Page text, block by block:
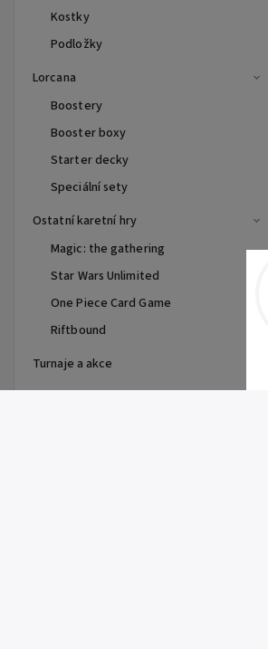
Kostky
Podložky
Lorcana
Boostery
Booster boxy
Starter decky
Speciální sety
Ostatní karetní hry
Magic: the gathering
Star Wars Unlimited
One Piece Card Game
Riftbound
Turnaje a akce